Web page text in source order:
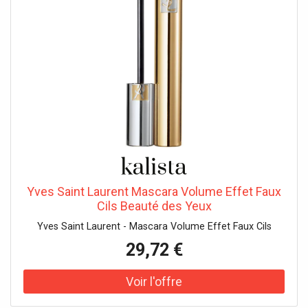
Butylene Glycol, Pentaerythrityl Tetra-di-t-butyl
Phenoxyethanol, CI 77492 (Iron Oxides). F.I.L. N70043819/1
Yves Saint Laurent Mascara Volume Effet Faux
Cils Beauté des Yeux
Yves Saint Laurent - Mascara Volume Effet Faux Cils
29,72 €